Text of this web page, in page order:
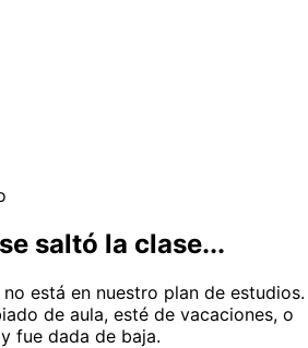
saltó la clase...
está en nuestro plan de estudios.
de aula, esté de vacaciones, o
fue dada de baja.